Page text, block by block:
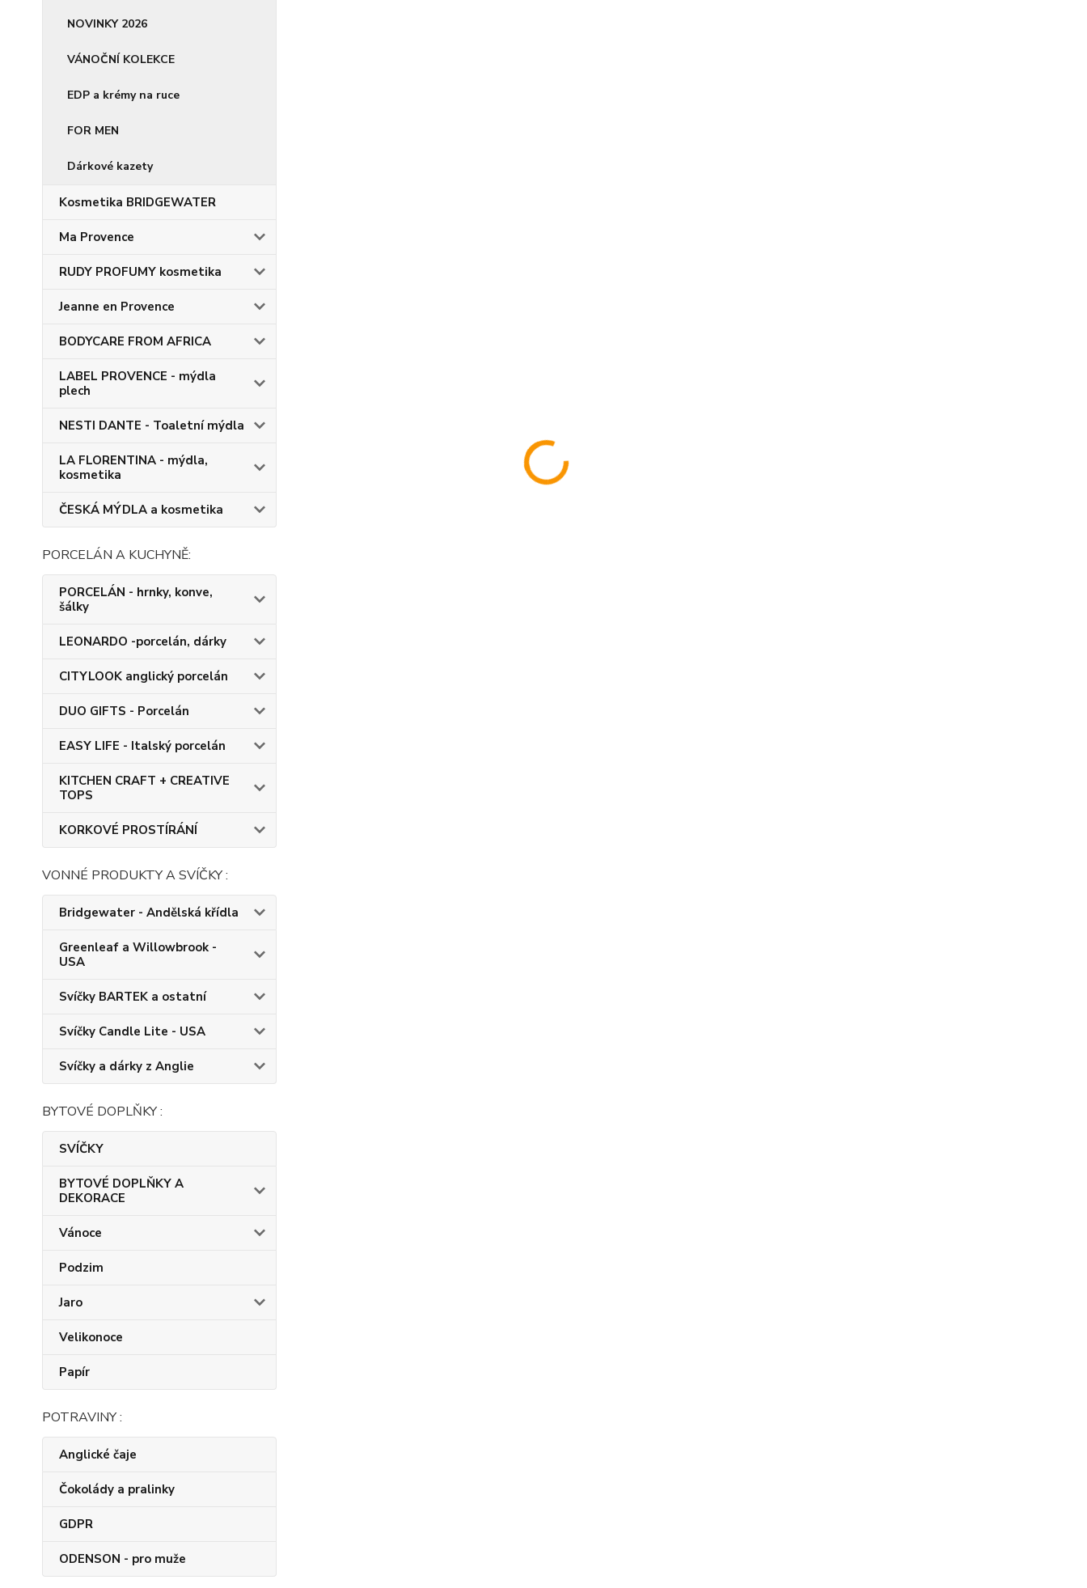
NOVINKY 2026
VÁNOČNÍ KOLEKCE
EDP a krémy na ruce
FOR MEN
Dárkové kazety
Kosmetika BRIDGEWATER
Ma Provence
RUDY PROFUMY kosmetika
Jeanne en Provence
BODYCARE FROM AFRICA
LABEL PROVENCE - mýdla
plech
NESTI DANTE - Toaletní mýdla
LA FLORENTINA - mýdla,
kosmetika
ČESKÁ MÝDLA a kosmetika
PORCELÁN A KUCHYNĚ:
PORCELÁN - hrnky, konve,
šálky
LEONARDO -porcelán, dárky
CITYLOOK anglický porcelán
DUO GIFTS - Porcelán
EASY LIFE - Italský porcelán
KITCHEN CRAFT + CREATIVE
TOPS
KORKOVÉ PROSTÍRÁNÍ
VONNÉ PRODUKTY A SVÍČKY :
Bridgewater - Andělská křídla
Greenleaf a Willowbrook -
USA
Svíčky BARTEK a ostatní
Svíčky Candle Lite - USA
Svíčky a dárky z Anglie
BYTOVÉ DOPLŇKY :
SVÍČKY
BYTOVÉ DOPLŇKY A
DEKORACE
Vánoce
Podzim
Jaro
Velikonoce
Papír
POTRAVINY :
Anglické čaje
Čokolády a pralinky
GDPR
ODENSON - pro muže